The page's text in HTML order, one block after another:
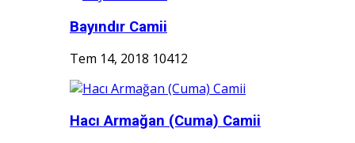
Bayındır Camii
Tem 14, 2018 10412
Hacı Armağan (Cuma) Camii